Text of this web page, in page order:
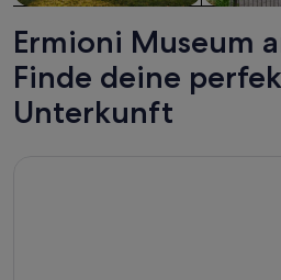
Ermioni Museum
Finde deine
Unterkunft
Weitere Infos zu A modern villa